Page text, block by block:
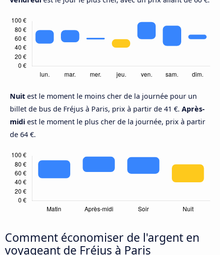
Nuit est le moment le moins cher de la journée pour un
billet de bus de Fréjus à Paris, prix à partir de 41 €. Après-
midi est le moment le plus cher de la journée, prix à partir
de 64 €.
Comment économiser de l'argent en
voyageant de Fréjus à Paris